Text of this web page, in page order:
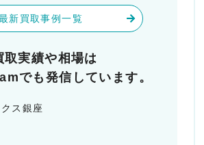
新買取事例一覧
取実績や相場は
でも発信しています。
ス銀座